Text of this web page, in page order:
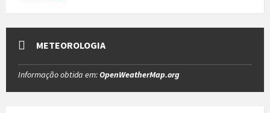
METEOROLOGIA
Informação obtida em:OpenWeatherMap.org